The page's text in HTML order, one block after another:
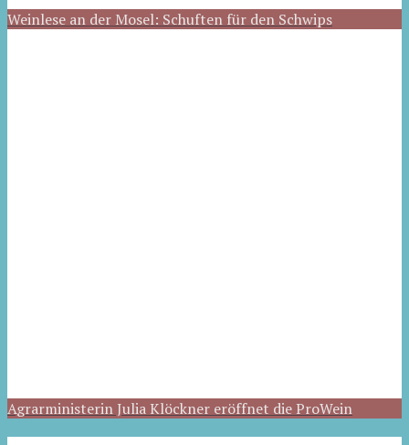
Weinlese an der Mosel: Schuften für den Schwips
Agrarministerin Julia Klöckner eröffnet die ProWein